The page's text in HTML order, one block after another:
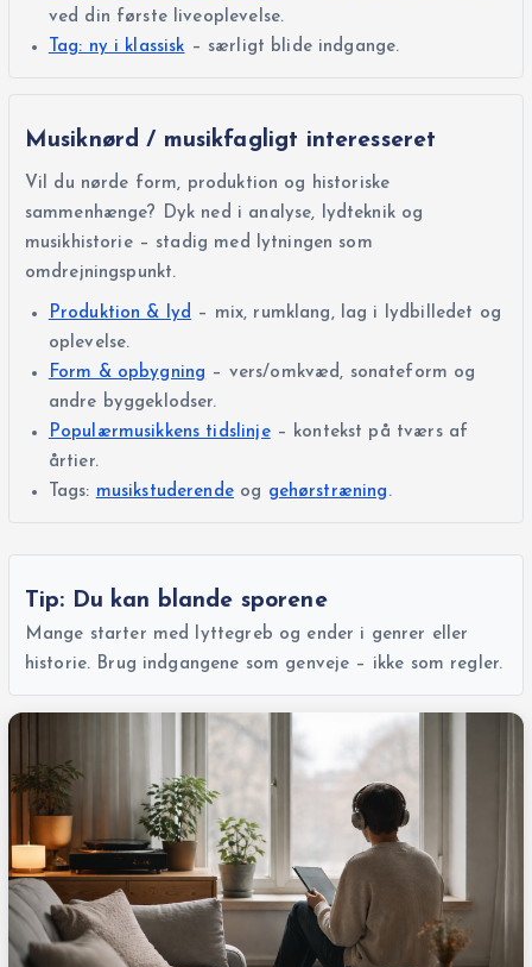
ved din første liveoplevelse.
Tag: ny i klassisk – særligt blide indgange.
Musiknørd / musikfagligt interesseret
Vil du nørde form, produktion og historiske
sammenhænge? Dyk ned i analyse, lydteknik og
musikhistorie – stadig med lytningen som
omdrejningspunkt.
Produktion & lyd – mix, rumklang, lag i lydbilledet og
oplevelse.
Form & opbygning – vers/omkvæd, sonateform og
andre byggeklodser.
Populærmusikkens tidslinje– kontekst på tværs af
årtier.
Tags: musikstuderendeog gehørstræning
Tip: Du kan blande sporene
Mange starter med lyttegreb og ender i genrer eller
historie. Brug indgangene som genveje – ikke som regler.